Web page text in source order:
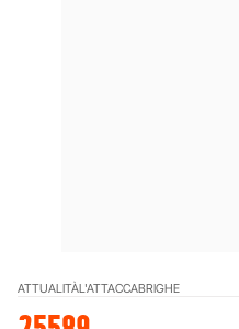
ATTUALITÀL'ATTACCABRIGHE